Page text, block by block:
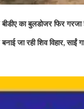
का बुलडोजर फिर
जा रही शिव विहार,साईं